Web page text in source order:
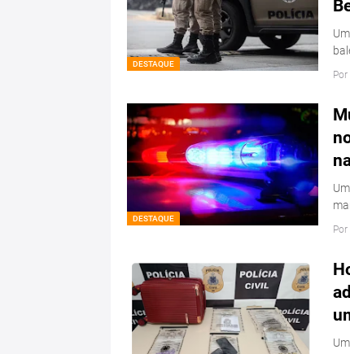
DESTAQUE
Por
DESTAQUE
Por